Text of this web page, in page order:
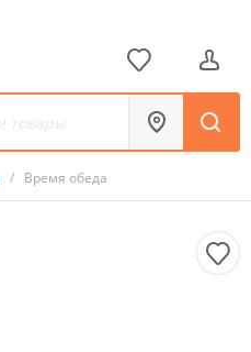
/ Время обеда